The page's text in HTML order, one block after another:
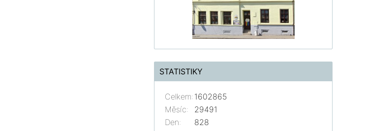
STATISTIKY
Celkem: 1602865
Měsíc:
29491
Den:
828